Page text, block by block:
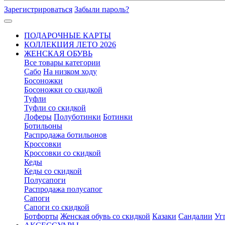
Зарегистрироваться Забыли пароль?
ПОДАРОЧНЫЕ КАРТЫ
КОЛЛЕКЦИЯ ЛЕТО 2026
ЖЕНСКАЯ ОБУВЬ
Все товары категории
Сабо На низком ходу
Босоножки
Босоножки со скидкой
Туфли
Туфли со скидкой
Лоферы Полуботинки Ботинки
Ботильоны
Распродажа ботильонов
Кроссовки
Кроссовки со скидкой
Кеды
Кеды со скидкой
Полусапоги
Распродажа полусапог
Сапоги
Сапоги со скидкой
Ботфорты Женская обувь со скидкой Казаки Сандалии